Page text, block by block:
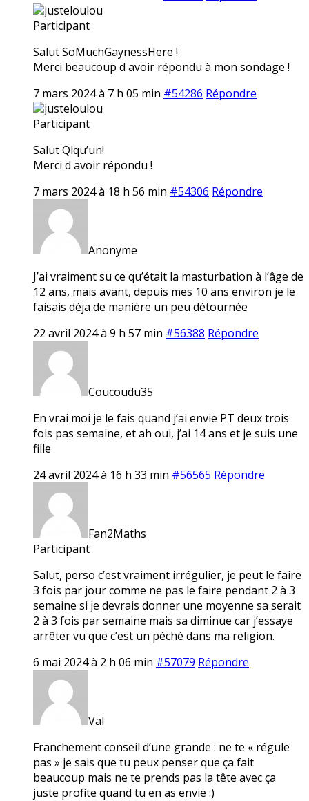
justeloulou
Participant
Salut SoMuchGaynessHere !
Merci beaucoup d avoir répondu à mon sondage !
7 mars 2024 à 7 h 05 min #54286 Répondre
justeloulou
Participant
Salut Qlqu’un!
Merci d avoir répondu !
7 mars 2024 à 18 h 56 min #54306 Répondre
Anonyme
J’ai vraiment su ce qu’était la masturbation à l’âge de
12 ans, mais avant, depuis mes 10 ans environ je le
faisais déja de manière un peu détournée
22 avril 2024 à 9 h 57 min #56388 Répondre
Coucoudu35
En vrai moi je le fais quand j’ai envie PT deux trois
fois pas semaine, et ah oui, j’ai 14 ans et je suis une
fille
24 avril 2024 à 16 h 33 min #56565 Répondre
Fan2Maths
Participant
Salut, perso c’est vraiment irrégulier, je peut le faire
3 fois par jour comme ne pas le faire pendant 2 à 3
semaine si je devrais donner une moyenne sa serait
2 à 3 fois par semaine mais sa diminue car j’essaye
arrêter vu que c’est un péché dans ma religion.
6 mai 2024 à 2 h 06 min #57079 Répondre
Val
Franchement conseil d’une grande : ne te « régule
pas » je sais que tu peux penser que ça fait
beaucoup mais ne te prends pas la tête avec ça
juste profite quand tu en as envie :)